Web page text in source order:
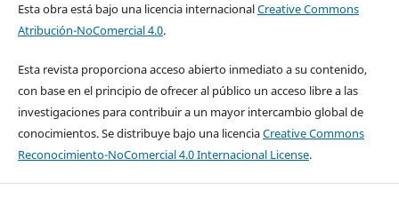
Esta obra está bajo una licencia internacionalCreative Commons
Atribución-NoComercial 4.0.
Esta revista proporciona acceso abierto inmediato a su contenido,
con base en el principio de ofrecer al público un acceso libre a las
investigaciones para contribuir a un mayor intercambio global de
conocimientos. Se distribuye bajo una licenciaCreative Commons
Reconocimiento-NoComercial 4.0 Internacional License.